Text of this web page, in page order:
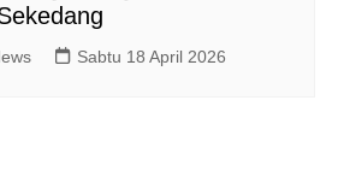
Sabtu 18 April 2026